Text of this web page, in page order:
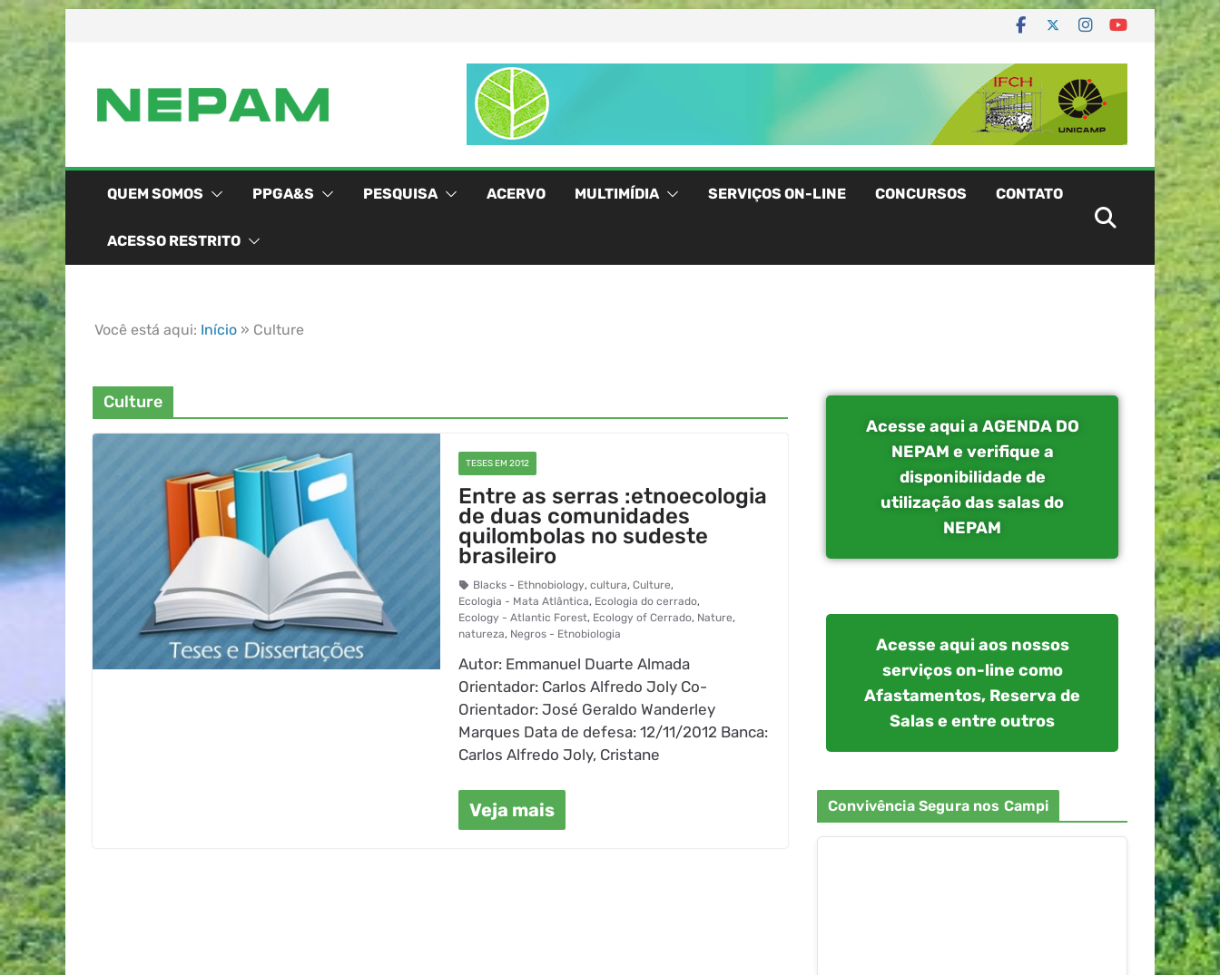
QUEM SOMOS PPGA&S PESQUISA ACERVO MULTIMÍDIA SERVIÇOS ON-LINE CONCURSOS CONTATO
ACESSO RESTRITO
Você está aqui: Início » Culture
Culture
TESES EM 2012
Entre as serras :etnoecologia
de duas comunidades
quilombolas no sudeste
brasileiro
Blacks - Ethnobiology,cultura,Culture,
Ecologia - Mata Atlântica, Ecologia do cerrado,
Ecology - Atlantic Forest, Ecology of Cerrado, Nature,
natureza, Negros - Etnobiologia
Autor: Emmanuel Duarte Almada
Orientador: Carlos Alfredo Joly Co-
Orientador: José Geraldo Wanderley
Marques Data de defesa: 12/11/2012 Banca:
Carlos Alfredo Joly, Cristane
Veja mais
Acesse aqui a AGENDA DO
NEPAM e verifique a
disponibilidade de
utilização das salas do
NEPAM
Acesse aqui aos nossos
serviços on-line como
Afastamentos, Reserva de
Salas e entre outros
Convivência Segura nos Campi